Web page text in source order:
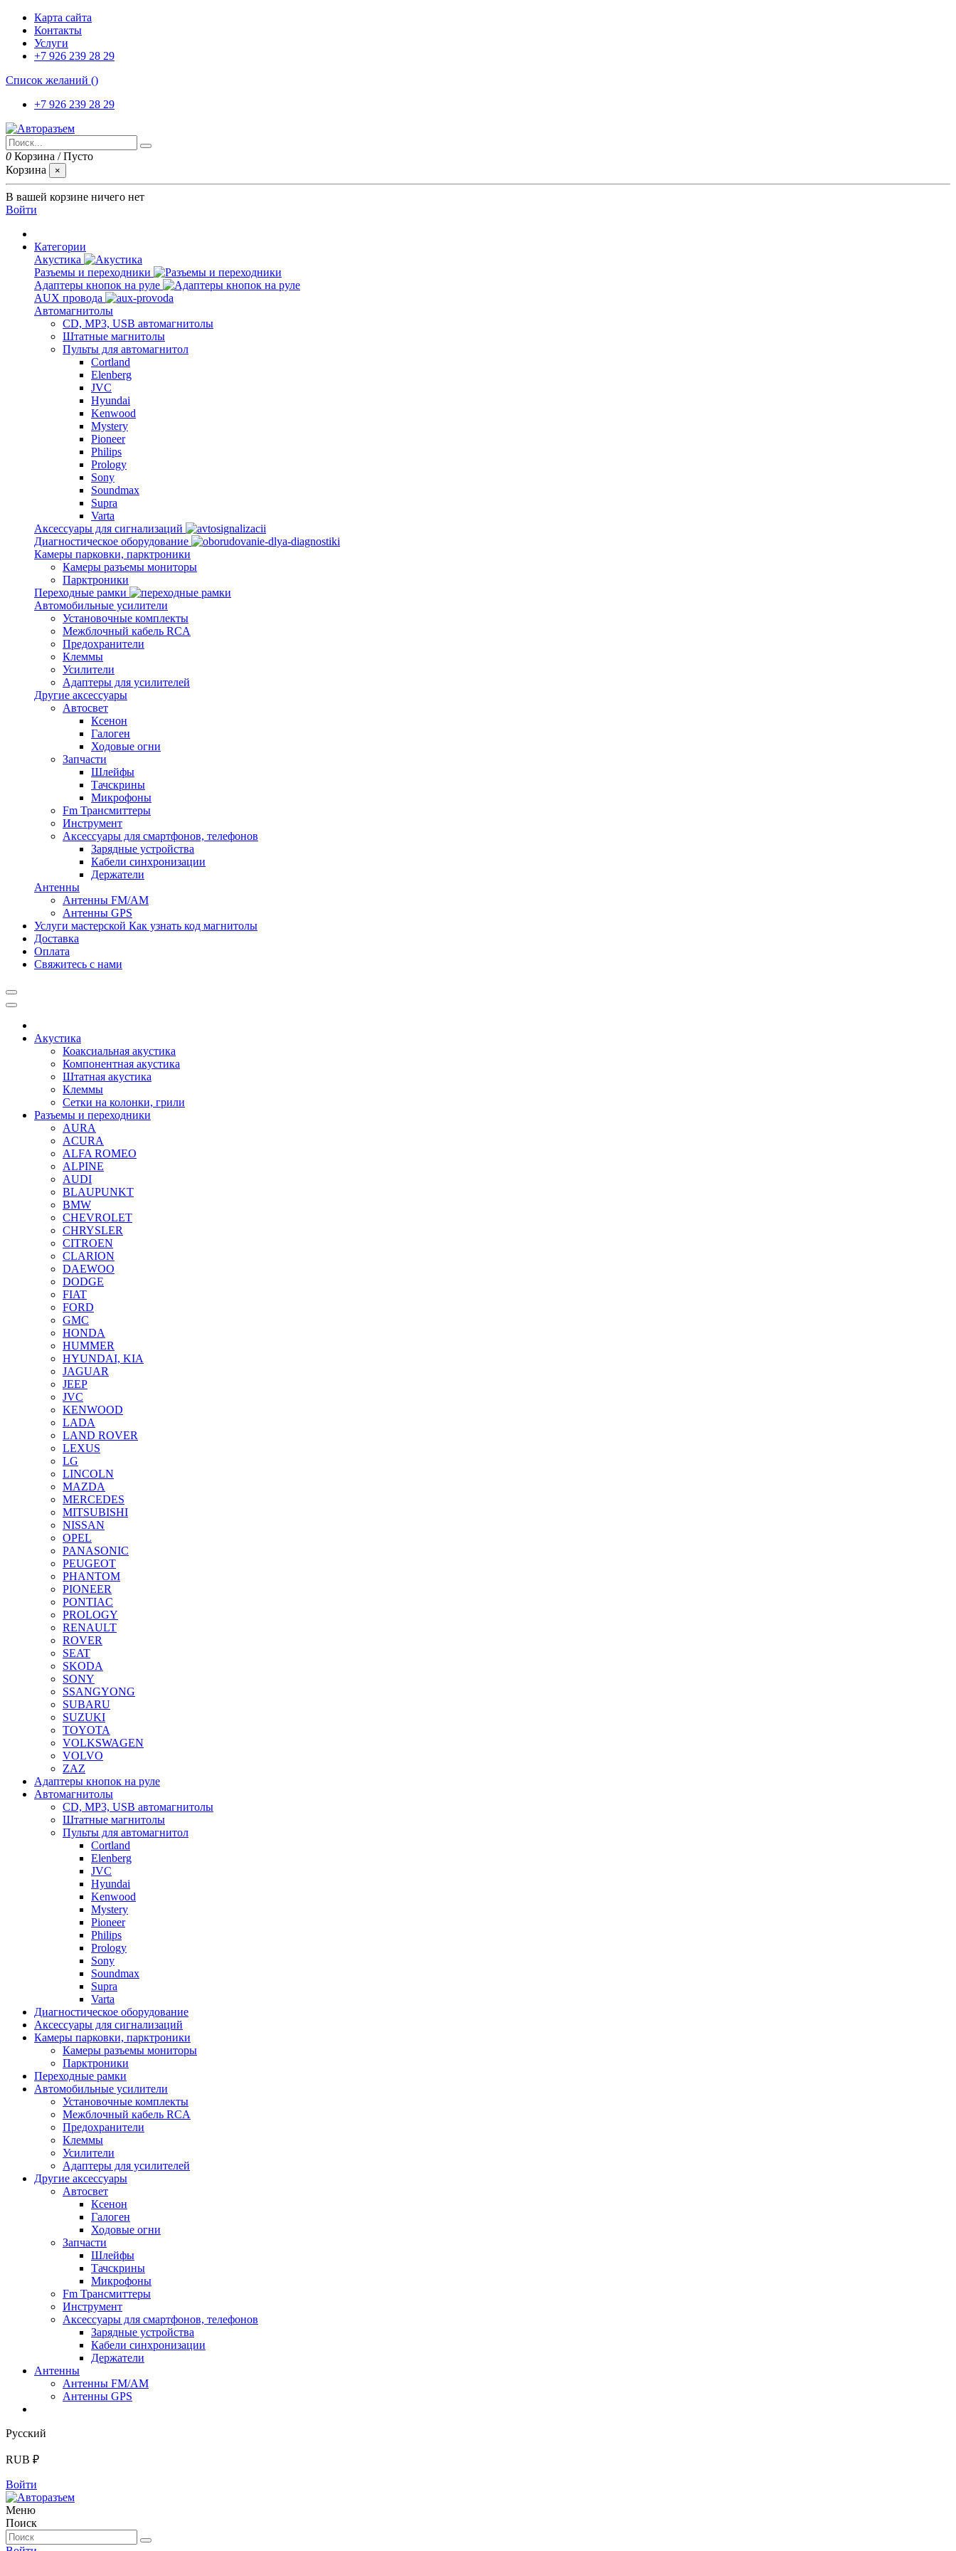
Карта сайта
Контакты
Услуги
+7 926 239 28 29
Список желаний ()
+7 926 239 28 29
0 Корзина /Пусто
Корзина
×
В вашей корзине ничего нет
Войти
Категории
Акустика
Разъемы и переходники
Адаптеры кнопок на руле
AUX провода
Автомагнитолы
CD, MP3, USB автомагнитолы
Штатные магнитолы
Пульты для автомагнитол
Cortland
Elenberg
JVC
Hyundai
Kenwood
Mystery
Pioneer
Philips
Prology
Sony
Soundmax
Supra
Varta
Аксессуары для сигнализаций
Диагностическое оборудование
Камеры парковки, парктроники
Камеры разъемы мониторы
Парктроники
Переходные рамки
Автомобильные усилители
Установочные комплекты
Межблочный кабель RCA
Предохранители
Клеммы
Усилители
Адаптеры для усилителей
Другие аксессуары
Автосвет
Ксенон
Галоген
Ходовые огни
Запчасти
Шлейфы
Тачскрины
Микрофоны
Fm Трансмиттеры
Инструмент
Аксессуары для смартфонов, телефонов
Зарядные устройства
Кабели синхронизации
Держатели
Антенны
Антенны FM/AM
Антенны GPS
Услуги мастерской Как узнать код магнитолы
Доставка
Оплата
Свяжитесь с нами
Акустика
Коаксиальная акустика
Компонентная акустика
Штатная акустика
Клеммы
Сетки на колонки, грили
Разъемы и переходники
AURA
ACURA
ALFA ROMEO
ALPINE
AUDI
BLAUPUNKT
BMW
CHEVROLET
CHRYSLER
CITROEN
CLARION
DAEWOO
DODGE
FIAT
FORD
GMC
HONDA
HUMMER
HYUNDAI, KIA
JAGUAR
JEEP
JVC
KENWOOD
LADA
LAND ROVER
LEXUS
LG
LINCOLN
MAZDA
MERCEDES
MITSUBISHI
NISSAN
OPEL
PANASONIC
PEUGEOT
PHANTOM
PIONEER
PONTIAC
PROLOGY
RENAULT
ROVER
SEAT
SKODA
SONY
SSANGYONG
SUBARU
SUZUKI
TOYOTA
VOLKSWAGEN
VOLVO
ZAZ
Адаптеры кнопок на руле
Автомагнитолы
CD, MP3, USB автомагнитолы
Штатные магнитолы
Пульты для автомагнитол
Cortland
Elenberg
JVC
Hyundai
Kenwood
Mystery
Pioneer
Philips
Prology
Sony
Soundmax
Supra
Varta
Диагностическое оборудование
Аксессуары для сигнализаций
Камеры парковки, парктроники
Камеры разъемы мониторы
Парктроники
Переходные рамки
Автомобильные усилители
Установочные комплекты
Межблочный кабель RCA
Предохранители
Клеммы
Усилители
Адаптеры для усилителей
Другие аксессуары
Автосвет
Ксенон
Галоген
Ходовые огни
Запчасти
Шлейфы
Тачскрины
Микрофоны
Fm Трансмиттеры
Инструмент
Аксессуары для смартфонов, телефонов
Зарядные устройства
Кабели синхронизации
Держатели
Антенны
Антенны FM/AM
Антенны GPS
Русский
RUB ₽
Войти
Меню
Поиск